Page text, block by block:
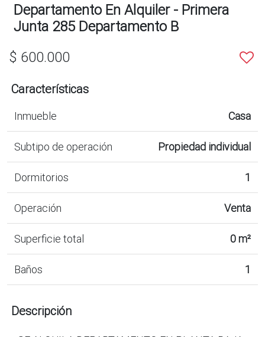
Departamento En Alquiler - Primera
Junta 285 Departamento B
$ 600.000
Características
Inmueble Casa
Subtipo de operación Propiedad individual
Dormitorios 1
Operación Venta
Superficie total 0 m²
Baños 1
Descripción